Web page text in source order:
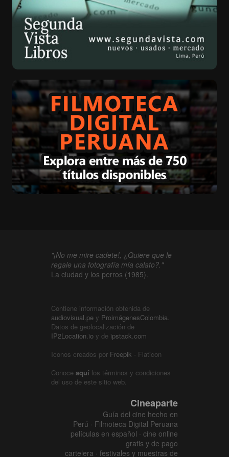
"¡No me mire cadete!, ¿Quiere que le
regale una fotografía mía calato?."
La ciudad y los perros (1985).
Contiene información obtenida de
audiovisual.pe y ProimágenesColombia.
Datos de geolocalización de
IP2Location.io y de ipstack.com
Iconos creados por Freepik - Flaticon
Conoce aquí los términos y condiciones
del uso de este sitio web.
Cineaparte
Guía del cine hecho en
Perú · Filmoteca Digital Peruana
películas en español · cine online
gratis y de pago
cartelera · festivales y muestras de